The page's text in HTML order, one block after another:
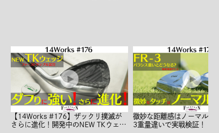
【14Works #176】ザックリ撲滅が
さらに進化！開発中のNEW TKウェッ
微妙な距離感はノーマル優
3重量違いで実戦検証！【
なりすまし詐欺メールへの注意喚起
ENGLISH